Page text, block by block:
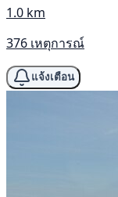
1.0 km
376 เหตุการณ์
แจ้งเตือน